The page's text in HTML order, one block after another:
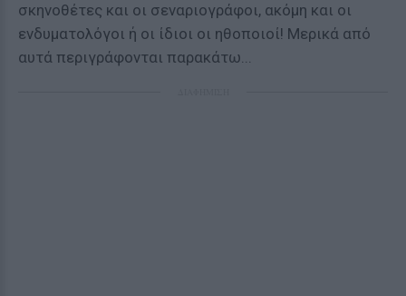
σκηνοθέτες και οι σεναριογράφοι, ακόμη και οι
ενδυματολόγοι ή οι ίδιοι οι ηθοποιοί! Μερικά από
αυτά περιγράφονται παρακάτω...